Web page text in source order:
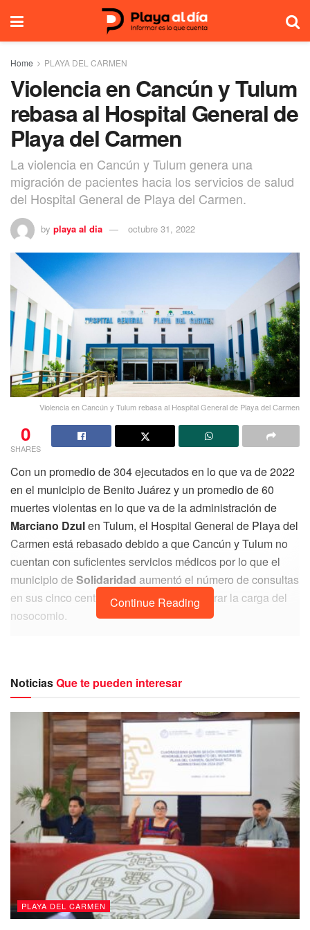
Home PLAYA DEL CARMEN
Violencia en Cancún y Tulum
rebasa al Hospital General de
Playa del Carmen
La violencia en Cancún y Tulum genera una
migración de pacientes hacia los servicios de salud
del Hospital General de Playa del Carmen.
by playa al dia octubre 31, 2022
Violencia en Cancún y Tulum rebasa al Hospital General de Playa del Carmen
0
SHARES
Con un promedio de 304 ejecutados en lo que va de 2022
en el municipio de Benito Juárez y un promedio de 60
muertes violentas en lo que va de la administración de
Marciano Dzulen Tulum, el Hospital General de Playa del
Carmen está rebasado debido a que Cancún y Tulum no
cuentan con suficientes servicios médicos por lo que el
municipio de Solidaridad aumentó el número de consultas
en sus cinco centros de salud para aminorar la carga del
nosocomio.
Continue Reading
NoticiasQue te pueden interesar
PLAYA DEL CARMEN